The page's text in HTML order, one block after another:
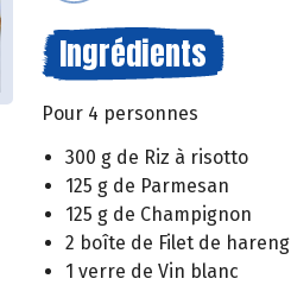
Ingrédients
Pour 4 personnes
300 g de Riz à risotto
125 g de Parmesan
125 g de Champignon
2 boîte de Filet de hareng
1 verre de Vin blanc